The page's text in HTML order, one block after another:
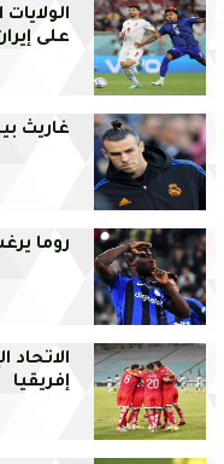
على
غاريث
روما
إفريقيا